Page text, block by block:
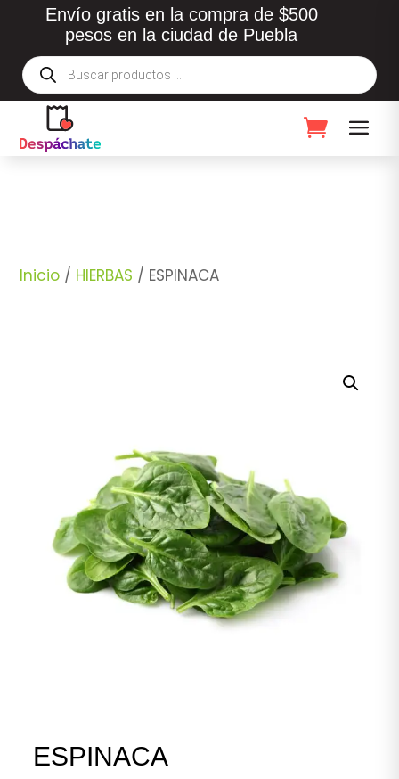
Envío gratis en la compra de $500
pesos en la ciudad de Puebla
Búsqueda
de
productos
Inicio / HIERBAS / ESPINACA
ESPINACA